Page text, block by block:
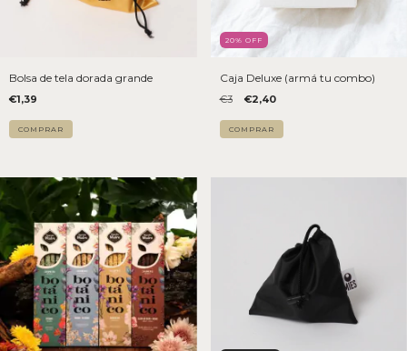
Bolsa de tela dorada grande
€1,39
20% OFF
Caja Deluxe (armá tu combo)
€3 €2,40
COMPRAR